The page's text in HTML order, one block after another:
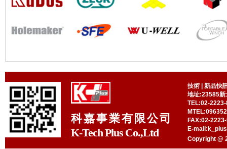
科嘉事業有限公司
K-Tech Plus Co.,Ltd
技術
新品快
地址:23585新
TEL:02-
FAX:02-
E-
Copyright @